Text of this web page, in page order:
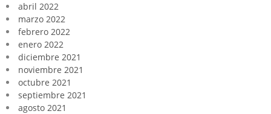
abril 2022
marzo 2022
febrero 2022
enero 2022
diciembre 2021
noviembre 2021
octubre 2021
septiembre 2021
agosto 2021